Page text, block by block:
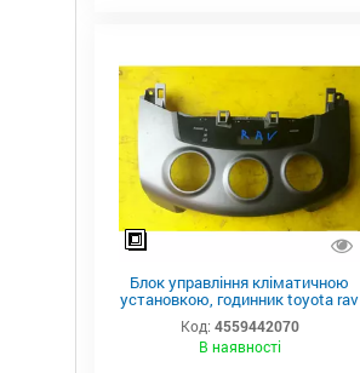
Блок управління кліматичною
установкою, годинник toyota rav
4
Код: 4559442070
В наявності